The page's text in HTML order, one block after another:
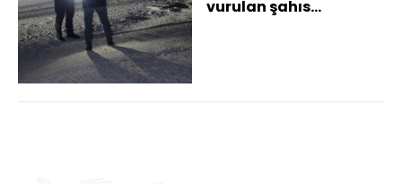
vurulan şahıs